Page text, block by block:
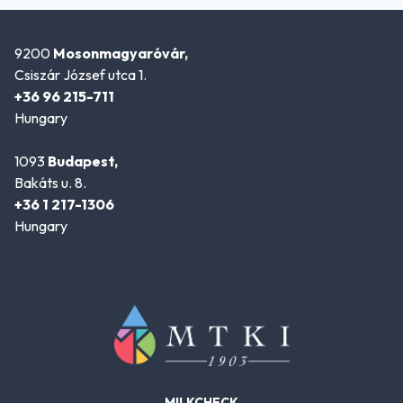
9200 Mosonmagyaróvár,
Csiszár József utca 1.
+36 96 215-711
Hungary
1093 Budapest,
Bakáts u. 8.
+36 1 217-1306
Hungary